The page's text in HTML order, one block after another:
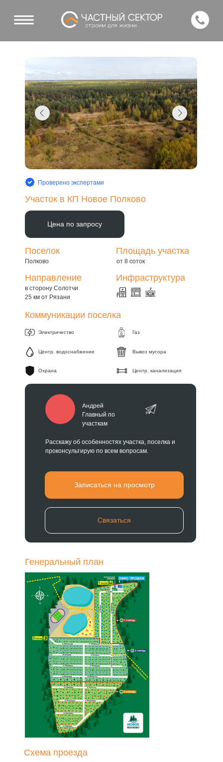
Проверено экспертами
Цена по запросу
Главный по
участкам
Андрей
Расскажу об особенностях участка, поселка и
проконсультирую по всем вопросам.
Записаться на просмотр
Связаться
Поселок
Направление
Площадь участка
Участок в КП Новое Полково
Коммуникации поселка
в сторону Солотчи
25 км от Рязани
Полково от 8 соток
Центр. водоснабжение
Электричество Газ
Вывоз мусора
Охрана Центр. канализация
Генеральный план
Схема проезда
Инфраструктура
+7 (4912) 99-00-90
г. Рязань, ул. Западная,
6А, офис 3, этаж 3
sektortch@yandex.ru